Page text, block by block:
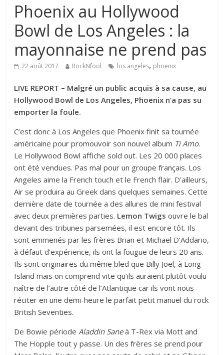
Phoenix au Hollywood
Bowl de Los Angeles : la
mayonnaise ne prend pas
22 août 2017 RockNfool los angeles, phoenix
LIVE REPORT – Malgré un public acquis à sa cause, au
Hollywood Bowl de Los Angeles, Phoenix n’a pas su
emporter la foule.
C’est donc à Los Angeles que Phoenix finit sa tournée
américaine pour promouvoir son nouvel album Ti Amo.
Le Hollywood Bowl affiche sold out. Les 20 000 places
ont été vendues. Pas mal pour un groupe français. Los
Angeles aime la French touch et le French flair. D’ailleurs,
Air se produira au Greek dans quelques semaines. Cette
dernière date de tournée a des allures de mini festival
avec deux premières parties. Lemon Twigs ouvre le bal
devant des tribunes parsemées, il est encore tôt. Ils
sont emmenés par les frères Brian et Michael D’Addario,
à défaut d’expérience, ils ont la fougue de leurs 20 ans.
Ils sont originaires du même bled que Billy Joel, à Long
Island mais on comprend vite qu’ils auraient plutôt voulu
naître de l’autre côté de l’Atlantique car ils vont nous
réciter en une demi-heure le parfait petit manuel du rock
British Seventies.
De Bowie périodeAladdin Saneà T-Rex via Mott and
The Hopple tout y passe. Un des frères se prend pour